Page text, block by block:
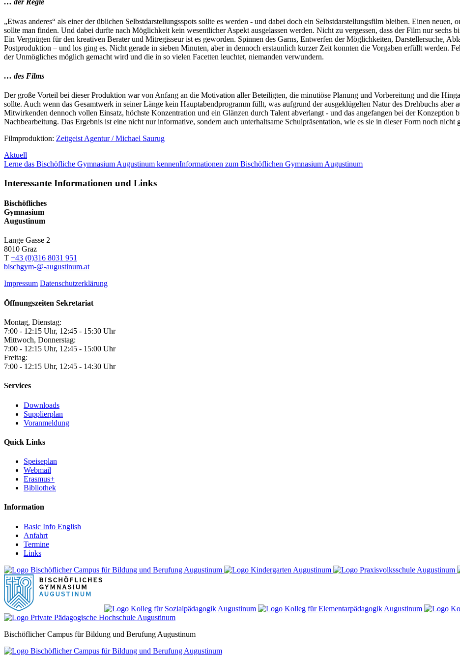
… der Regie
„Etwas anderes“ als einer der üblichen Selbstdarstellungsspots sollte es werden - und dabei doch ein Selbstdarstellungsfilm bleiben. Einen
sollte man finden. Und dabei durfte nach Möglichkeit kein wesentlicher Aspekt ausgelassen werden. Nicht zu vergessen, dass der Film nur sechs
Ein Vergnügen für den kreativen Berater und Mitregisseur ist es geworden. Spinnen des Garns, Entwerfen der Möglichkeiten, Darstellersuche,
Postproduktion – und los ging es. Nicht gerade in sieben Minuten, aber in dennoch erstaunlich kurzer Zeit konnten die Vorgaben erfüllt werden.
der Unmögliches möglich gemacht wird und die in so vielen Facetten leuchtet, niemanden verwundern.
… des Films
Der große Vorteil bei dieser Produktion war von Anfang an die Motivation aller Beteiligten, die minutiöse Planung und Vorbereitung und die
sollte. Auch wenn das Gesamtwerk in seiner Länge kein Hauptabendprogramm füllt, was aufgrund der ausgeklügelten Natur des Drehbuchs aber
Mitwirkenden dennoch vollen Einsatz, höchste Konzentration und ein Glänzen durch Talent abverlangt - und das angefangen bei der Konzeption
Nachbearbeitung. Das Ergebnis ist eine nicht nur informative, sondern auch unterhaltsame Schulpräsentation, wie es sie in dieser Form noch nicht
Filmproduktion: Zeitgeist Agentur / Michael Saurug
Aktuell
Lerne das Bischöfliche Gymnasium Augustinum kennenInformationen zum Bischöflichen Gymnasium Augustinum
Interessante Informationen und Links
Bischöfliches
Gymnasium
Augustinum
Lange Gasse 2
8010 Graz
T +43 (0)316 8031 951
bischgym-@-augustinum.at
Impressum Datenschutzerklärung
Öffnungszeiten Sekretariat
Montag, Dienstag:
7:00 - 12:15 Uhr, 12:45 - 15:30 Uhr
Mittwoch, Donnerstag:
7:00 - 12:15 Uhr, 12:45 - 15:00 Uhr
Freitag:
7:00 - 12:15 Uhr, 12:45 - 14:30 Uhr
Services
Downloads
Supplierplan
Voranmeldung
Quick Links
Speiseplan
Webmail
Erasmus+
Bibliothek
Information
Basic Info English
Anfahrt
Termine
Links
Bischöflicher Campus für Bildung und Berufung Augustinum